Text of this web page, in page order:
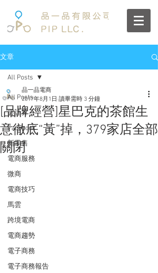
文章
All Posts
雲計算
Facebook
新零售
電商服務
微商
電商技巧
馬雲
跨境電商
電商趨勢
電子商務
電子商務報告
All Posts
[品牌經營]星巴克的茶館生
意徹底“黃”掉，379家店全部
關閉
品一品電商
2017年8月1日 讀畢需時 3 分鐘